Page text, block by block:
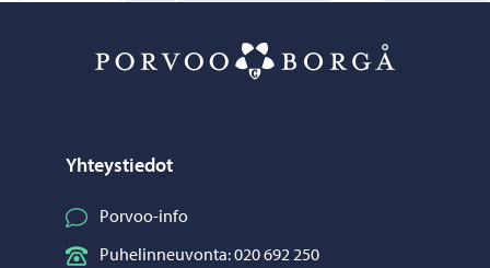
Yhteystiedot
Porvoo-info
Puhelinneuvonta: 020 692 250